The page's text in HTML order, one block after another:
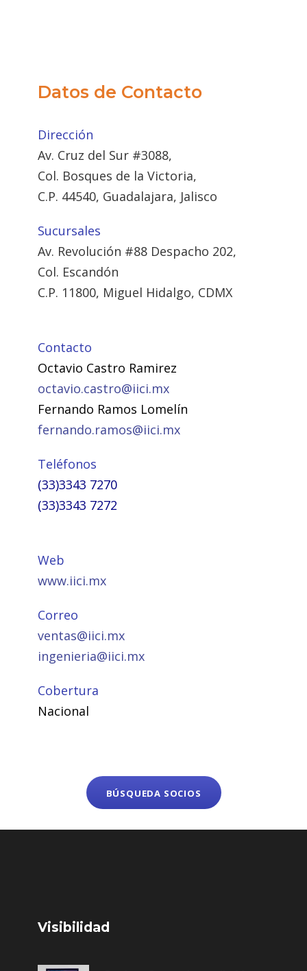
Datos de Contacto
Dirección
Av. Cruz del Sur #3088,
Col. Bosques de la Victoria,
C.P. 44540, Guadalajara, Jalisco
Sucursales
Av. Revolución #88 Despacho 202,
Col. Escandón
C.P. 11800, Miguel Hidalgo, CDMX
Contacto
Octavio Castro Ramirez
octavio.castro@iici.mx
Fernando Ramos Lomelín
fernando.ramos@iici.mx
Teléfonos
(33)3343 7270
(33)3343 7272
Web
www.iici.mx
Correo
ventas@iici.mx
ingenieria@iici.mx
Cobertura
Nacional
BÚSQUEDA SOCIOS
Visibilidad